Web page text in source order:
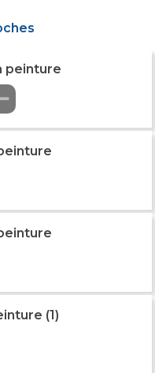
peinture
(1)